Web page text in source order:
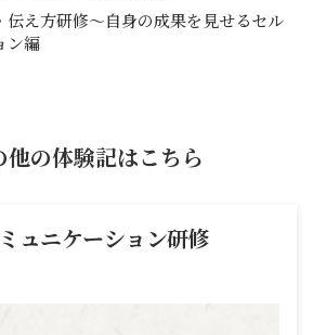
伝え方研修～自身の成果を見せるセル
ン編
他の体験記はこちら
ュニケーション研修